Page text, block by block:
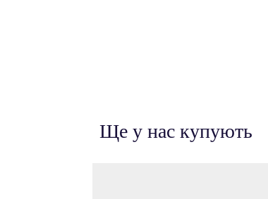
Ще у нас купують